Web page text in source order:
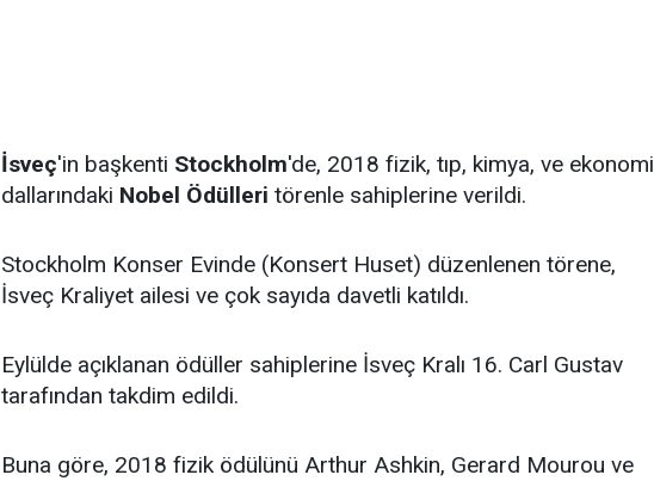
İsveç'in başkenti Stockholm'de, 2018 fizik, tıp, kimya, ve ekonomi
dallarındaki Nobel Ödülleri törenle sahiplerine verildi.
Stockholm Konser Evinde (Konsert Huset) düzenlenen törene,
İsveç Kraliyet ailesi ve çok sayıda davetli katıldı.
Eylülde açıklanan ödüller sahiplerine İsveç Kralı 16. Carl Gustav
tarafından takdim edildi.
Buna göre, 2018 fizik ödülünü Arthur Ashkin, Gerard Mourou ve